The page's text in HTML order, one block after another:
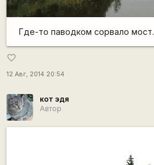
Где-то паводком сорвало мост.
favorite_border
12 Авг, 2014 20:54
кот эдя
Автор